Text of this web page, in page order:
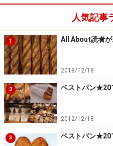
人気記事
1 All About読者
2018/12/18
2 ベストパン
2012/12/18
3 ベストパン